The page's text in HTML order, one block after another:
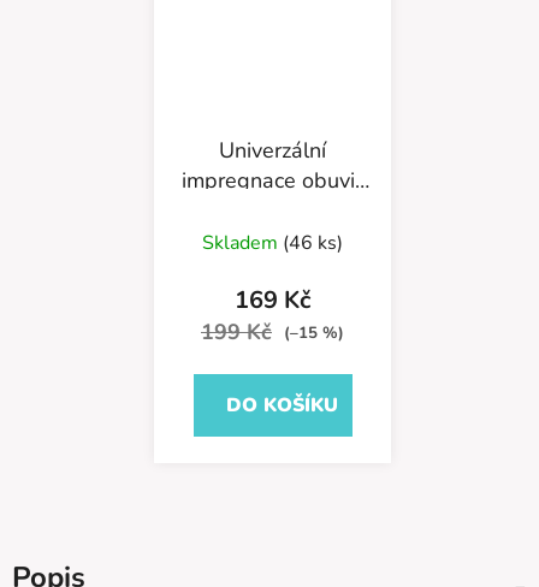
Univerzální
impregnace obuvi-
55/58/250ML
Skladem (46 ks)
169 Kč
199 Kč (–15 %)
DO KOŠÍKU
Popis